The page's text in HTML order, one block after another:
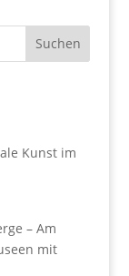
Kunst im
– Am
mit